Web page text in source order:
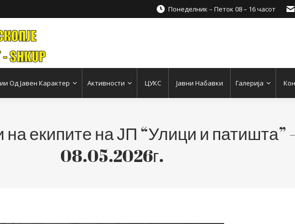
Понеделник – Петок 08 – 16 часот
Од Јавен Карактер Активности ЦУКС Јавни Набавки Галерија
на екипите на ЈП “Улици и патишта”
08.05.2026г.